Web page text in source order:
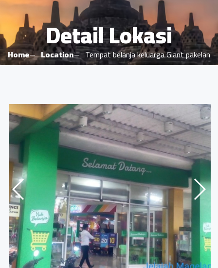
Detail Lokasi
Home Location Tempat belanja keluarga Giant pakelan